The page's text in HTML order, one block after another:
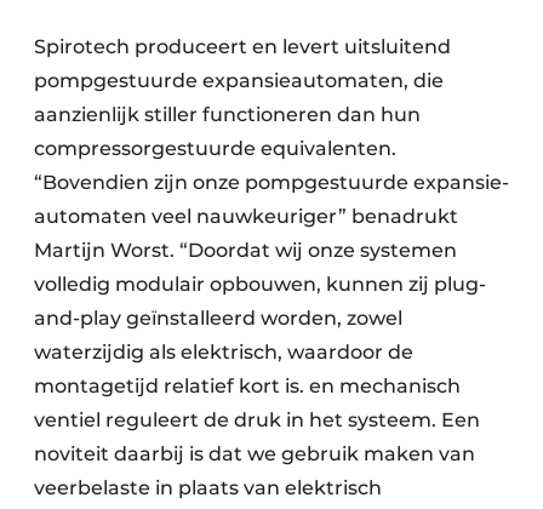
Spirotech produceert en levert uitsluitend
pomp­gestuurde expansieautomaten, die
aanzienlijk stiller functioneren dan hun
compressor­gestuurde equivalenten.
“Bovendien zijn onze pomp­­gestuurde expansie­
automaten veel nauw­keuriger” benadrukt
Martijn Worst. “Doordat wij onze systemen
volledig modulair opbouwen, kunnen zij plug-
and-play geïnstalleerd worden, zowel
waterzijdig als elektrisch, waardoor de
montagetijd relatief kort is. en mechanisch
ventiel reguleert de druk in het systeem. Een
noviteit daarbij is dat we gebruik maken van
veerbelaste in plaats van elektrisch